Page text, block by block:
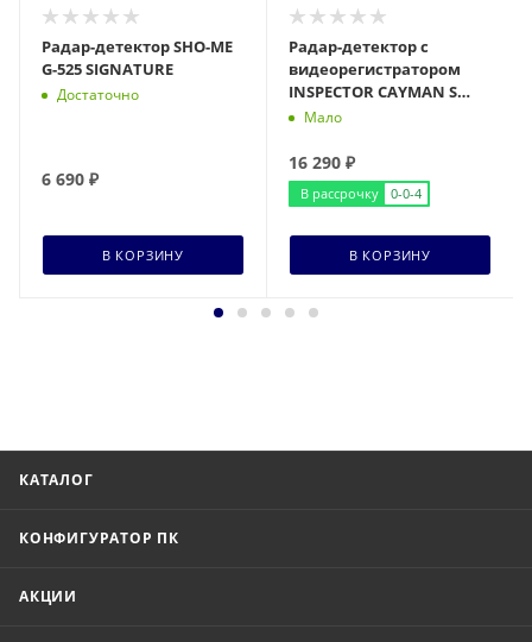
Радар-детектор SHO-ME
G-525 SIGNATURE
Достаточно
6 690 ₽
В КОРЗИНУ
Радар-детектор с
видеорегистратором
INSPECTOR CAYMAN S
SIGNATURE
Мало
16 290 ₽
В рассрочку 0-0-4
В КОРЗИНУ
КАТАЛОГ
КОНФИГУРАТОР ПК
АКЦИИ